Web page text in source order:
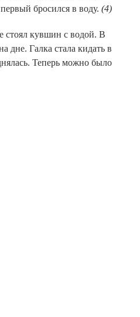
бросился в воду. (4)
стоял кувшин с водой. В
дне. Галка стала кидать в
Теперь можно было